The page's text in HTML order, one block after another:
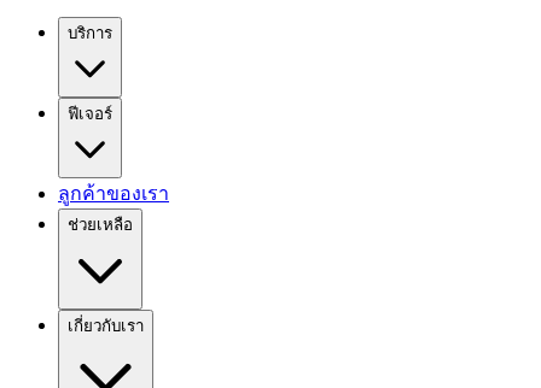
บริการ
ฟีเจอร์
ลูกค้าของเรา
ช่วยเหลือ
เกี่ยวกับเรา